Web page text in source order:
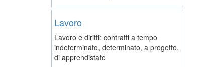
Lavoro
Lavoro e diritti: contratti a tempo
indeterminato, determinato, a progetto,
di apprendistato